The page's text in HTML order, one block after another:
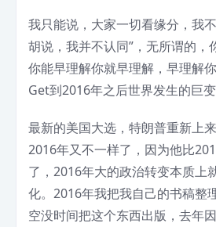
我只能说，大家一切看缘分，我
胡说，我并不认同”，无所谓的，
你能早理解你就早理解，早理解
Get到2016年之后世界发生的巨变
最新的美国大选，特朗普重新上
2016年又不一样了，因为他比
了，2016年大的政治转变本质上
化。2016年我把我自己的书稿整
空没时间把这个东西出版，去年